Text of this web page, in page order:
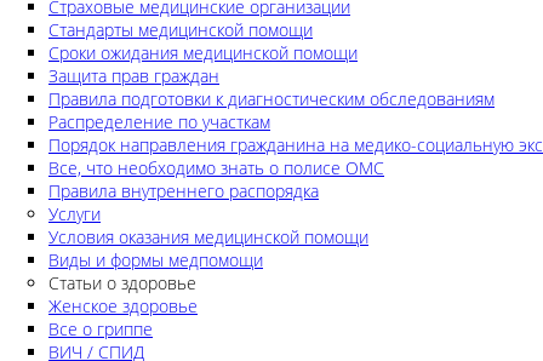
Страховые медицинские организации
Стандарты медицинской помощи
Сроки ожидания медицинской помощи
Защита прав граждан
Правила подготовки к диагностическим обследованиям
Распределение по участкам
Порядок направления гражданина на медико-социальную
Все, что необходимо знать о полисе ОМС
Правила внутреннего распорядка
Услуги
Условия оказания медицинской помощи
Виды и формы медпомощи
Статьи о здоровье
Женское здоровье
Все о гриппе
ВИЧ / СПИД